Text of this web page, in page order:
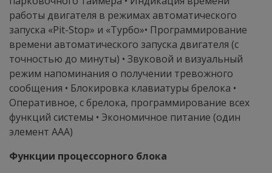
работы двигателя в режимах автоматического
запуска «Pit-Stop» и «Турбо»• Программирование
времени автоматического запуска двигателя (с
точностью до минуты) • Звуковой и визуальный
режим напоминания о получении тревожного
сообщения • Блокировка клавиатуры брелока •
Оперативное, с брелока, программирование всех
функций системы • Экономичное питание (один
элемент ААА)
Функции процессорного блока